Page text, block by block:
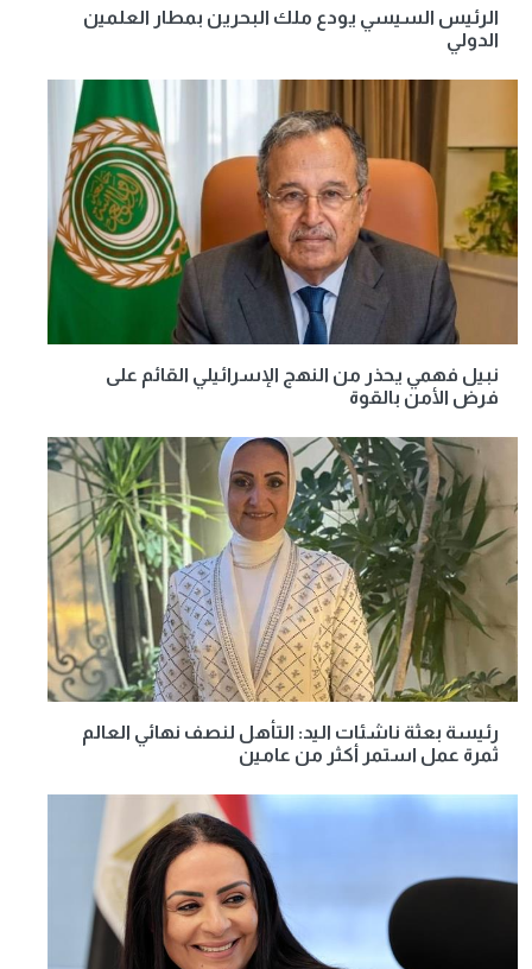
الرئيس السيسي يودع ملك البحرين بمطار العلمين
الدولي
نبيل فهمي يحذر من النهج الإسرائيلي القائم على
فرض الأمن بالقوة
رئيسة بعثة ناشئات اليد: التأهل لنصف نهائي العالم
ثمرة عمل استمر أكثر من عامين